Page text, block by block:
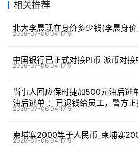
相关推荐
北大李晨现在身价多少钱(李晨身
2026-07-06 04:17:51
中国银行已正式对接Pi币 派币对
2026-07-06 04:17:51
当事人回应保时捷加500元油后逃
油后逃单 ：已退钱给员工，警方
2026-07-06 04:17:51
柬埔寨2000等于人民币_柬埔寨
2026-07-06 04:17:51